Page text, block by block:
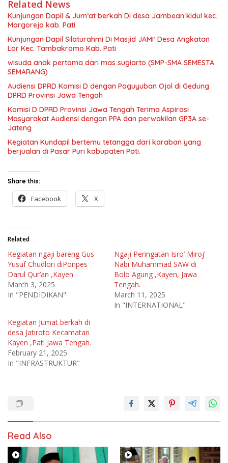
Related News
Kunjungan Dapil & Jum’at berkah Di desa Jambean kidul kec.
Margorejo kab. Pati
Kunjungan Dapil Silaturahmi Di Masjid JAMI’ Desa Angkatan
Lor Kec. Tambakromo Kab. Pati
wisuda anak pertama dari mas sugiarto (SMP-SMA SEMESTA
SEMARANG)
Audiensi DPRD Komisi D dengan Paguyuban Ojol di Gedung
DPRD Provinsi Jawa Tengah
Komisi D DPRD Provinsi Jawa Tengah Terima Aspirasi
Masyarakat Audiensi dengan PPA dan perwakilan GP3A se-
Jateng
Kegiatan Kundapil bertemu tetangga dari karaban yang
berjualan di Pasar Puri kabupaten Pati.
Share this:
Facebook X
Related
Kegiatan ngaji bareng Gus
Yusuf Chudlori diPonpes
Darul Qur’an ,Kayen
March 3, 2025
In "PENDIDIKAN"
Ngaji Peringatan Isro’ Miroj’
Nabi Muhammad SAW di
Bolo Agung ,Kayen, Jawa
Tengah.
March 11, 2025
In "INTERNATIONAL"
Kegiatan Jumat berkah di
desa Jatiroto Kecamatan
Kayen ,Pati Jawa Tengah.
February 21, 2025
In "INFRASTRUKTUR"
Read Also